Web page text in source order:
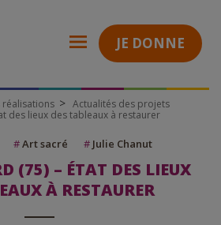
JE DONNE
réalisations
Actualités des projets
des lieux des tableaux à restaurer
#Art sacré # Julie Chanut
(75) – ÉTAT DES LIEUX
À RESTAURER